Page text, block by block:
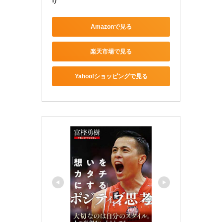
Amazonで見る
楽天市場で見る
Yahoo!ショッピングで見る